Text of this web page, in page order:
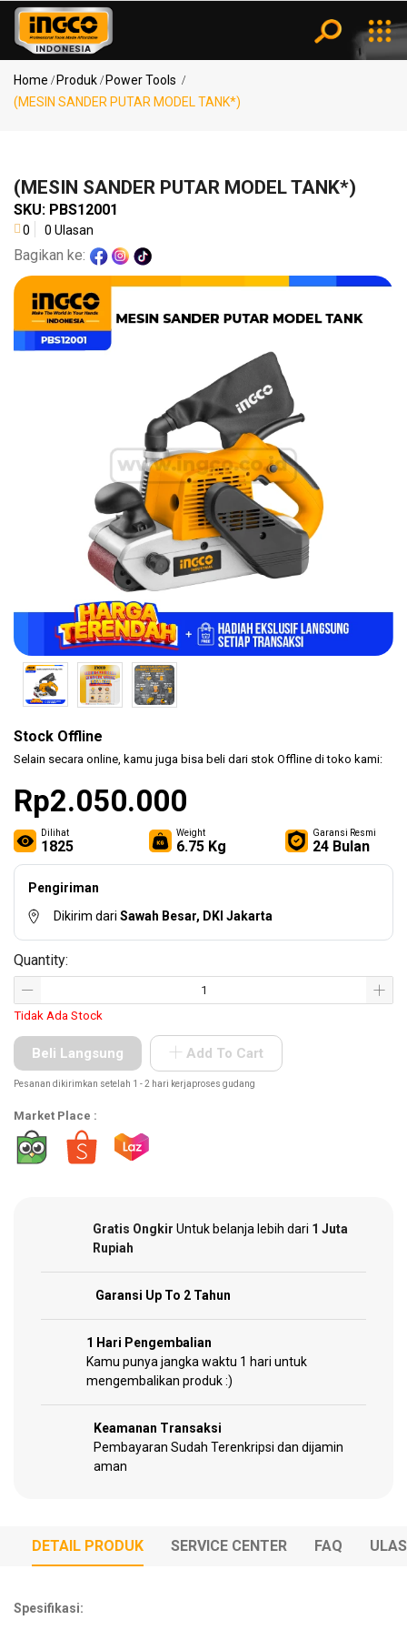
MESIN
BOR ..
KOMPRESOR
(SPRAY
GUN..
Home Produk
Power Tools
(MESIN SANDER PUTAR MODEL TANK*)
(MESIN SANDER PUTAR MODEL TANK*)
SKU: PBS12001
0 0 Ulasan
Bagikan ke:
Stock Offline
Selain secara online, kamu juga bisa beli dari stok Offline di toko kami:
Rp2.050.000
Dilihat
1825
Weight
6.75 Kg
Garansi Resmi
24 Bulan
Pengiriman
Dikirim dari Sawah Besar, DKI Jakarta
Quantity:
Tidak Ada Stock
Beli Langsung Add To Cart
Pesanan dikirimkan setelah 1 - 2 hari kerjaproses gudang
Market Place :
Gratis Ongkir Untuk belanja lebih dari 1 Juta
Rupiah
Garansi Up To 2 Tahun
1 Hari Pengembalian
Kamu punya jangka waktu 1 hari untuk
mengembalikan produk :)
Keamanan Transaksi
Pembayaran Sudah Terenkripsi dan dijamin
aman
DETAIL PRODUK SERVICE CENTER FAQ
Spesifikasi:
Kategori
Air
Power
Tools
Accessories
Other
Tools
Hardware
Tools
Cordless
Tools
Welding
Machines
Sparepart
Notifikasi